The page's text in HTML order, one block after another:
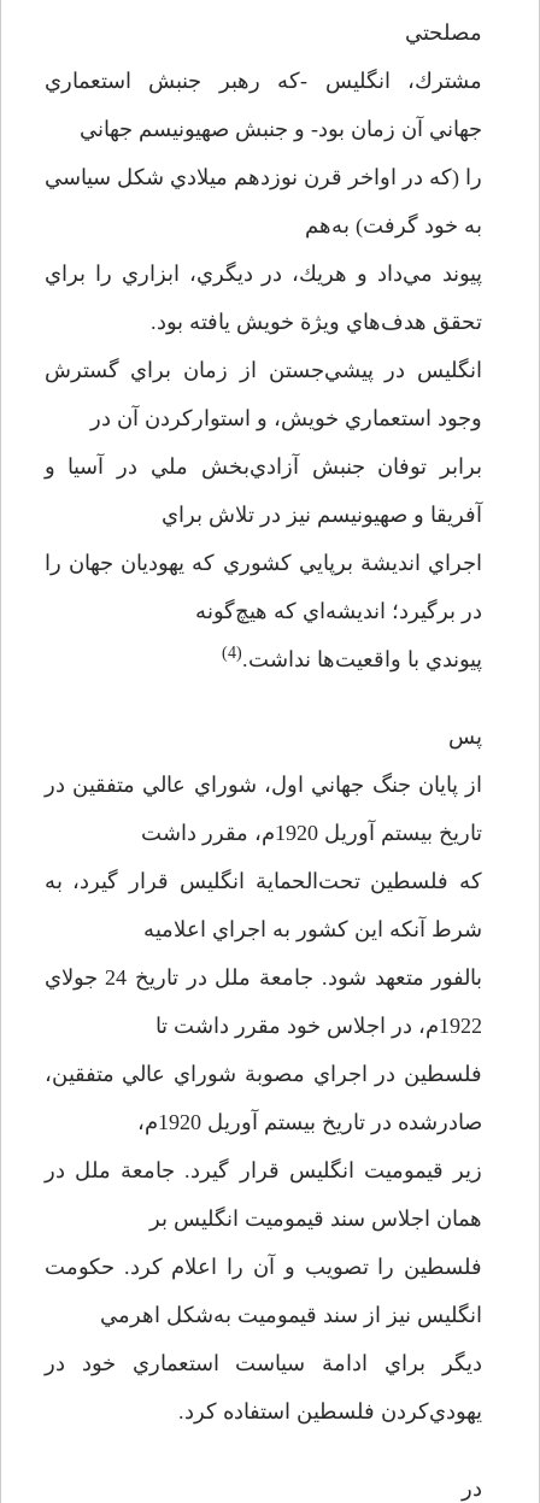
مصلحتي
مشترك، انگليس -كه رهبر جنبش استعماري
جهاني آن زمان بود- و جنبش صهيونيسم جهاني
را (كه در اواخر قرن نوزدهم ميلادي شكل سياسي
به خود گرفت) به‌هم
پيوند مي‌داد و هريك، در ديگري، ابزاري را براي
تحقق هدف‌هاي ويژة خويش يافته بود.
انگليس در پيشي‌جستن از زمان براي گسترش
وجود استعماري خويش، و استوار‌كردن آن در
برابر توفان جنبش آزادي‌بخش ملي در آسيا و
آفريقا و صهيونيسم نيز در تلاش براي
اجراي انديشة برپايي كشوري كه يهوديان جهان را
در برگيرد؛ انديشه‌اي كه هيچ‌گونه
پيوندي با واقعيت‌ها نداشت.(4)
پس
از پايان جنگ جهاني اول، شوراي عالي متفقين در
تاريخ بيستم آوريل 1920م، مقرر داشت
كه فلسطين تحت‌الحماية انگليس قرار گيرد، به
‌شرط آنكه اين كشور به اجراي اعلاميه
بالفور متعهد شود. جامعة ملل در تاريخ 24 جولاي
1922م، در اجلاس خود مقرر داشت تا
فلسطين در اجراي مصوبة شوراي عالي متفقين،
صادر‌شده در تاريخ بيستم آوريل 1920م،
زير قيموميت انگليس قرار گيرد. جامعة ملل در
همان اجلاس سند قيموميت انگليس بر
فلسطين را تصويب و آن را اعلام كرد. حكومت
انگليس نيز از سند قيموميت به‌شکل اهرمي
ديگر براي ادامة سياست استعماري خود در
يهودي‌كردن فلسطين استفاده كرد.
در